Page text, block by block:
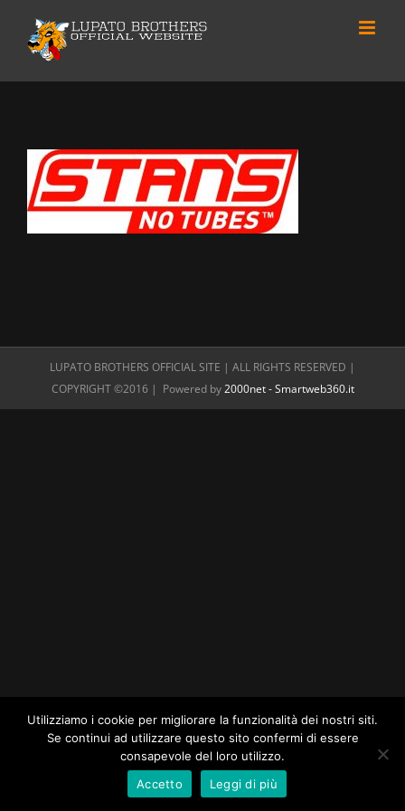
LUPATO BROTHERS OFFICIAL SITE | ALL RIGHTS RESERVED |
COPYRIGHT ©2016 | Powered by2000net - Smartweb360.it
Utilizziamo i cookie per migliorare la funzionalità dei nostri siti.
Se continui ad utilizzare questo sito confermi di essere
consapevole del loro utilizzo.
Accetto
Leggi di più